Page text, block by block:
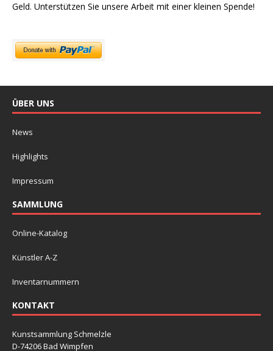
Geld. Unterstützen Sie unsere Arbeit mit einer kleinen Spende!
ÜBER UNS
News
Highlights
Impressum
SAMMLUNG
Online-Katalog
Künstler A-Z
Inventarnummern
KONTAKT
Kunstsammlung Schmelzle
D-74206 Bad Wimpfen